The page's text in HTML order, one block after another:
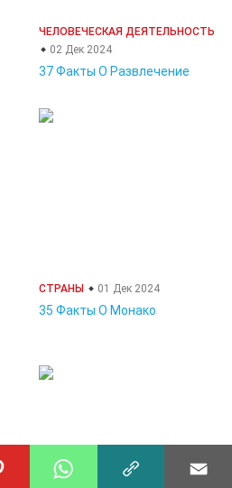
ЧЕЛОВЕЧЕСКАЯ ДЕЯТЕЛЬНОСТЬ
02 Дек 2024
37 Факты О Развлечение
СТРАНЫ 01 Дек 2024
35 Факты О Монако